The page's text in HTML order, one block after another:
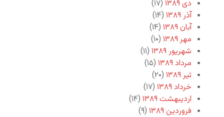
دی ۱۳۸۹
(۱۷)
آذر ۱۳۸۹
(۱۴)
آبان ۱۳۸۹
(۱۴)
مهر ۱۳۸۹
(۱۰)
شهریور ۱۳۸۹
(۱۱)
مرداد ۱۳۸۹
(۱۵)
تیر ۱۳۸۹
(۲۰)
خرداد ۱۳۸۹
(۱۷)
اردیبهشت ۱۳۸۹
(۱۴)
فروردین ۱۳۸۹
(۹)